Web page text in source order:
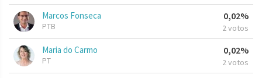
Marcos Fonseca
PTB
0,02%
2 votos
Maria do Carmo
PT
0,02%
2 votos